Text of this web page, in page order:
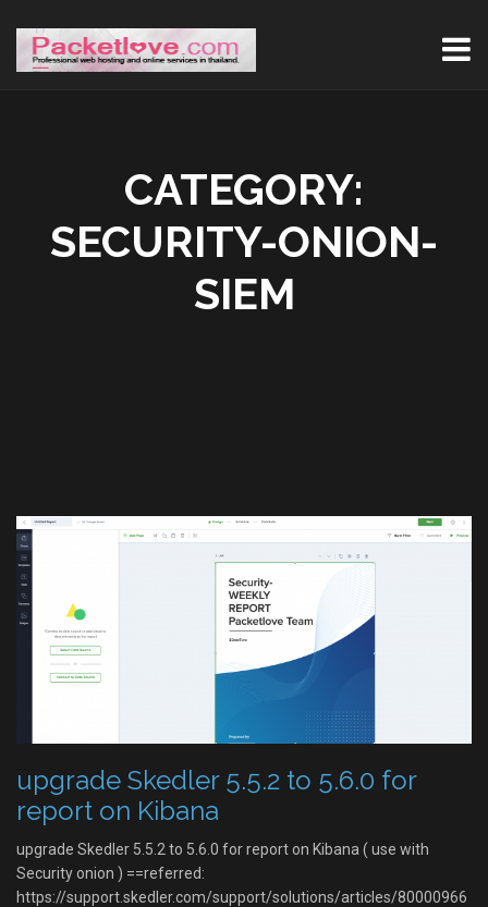
CATEGORY:
SECURITY-ONION-
SIEM
upgrade Skedler 5.5.2 to 5.6.0 for
report on Kibana
upgrade Skedler 5.5.2 to 5.6.0 for report on Kibana ( use with
Security onion ) ==referred:
https://support.skedler.com/support/solutions/articles/80000966